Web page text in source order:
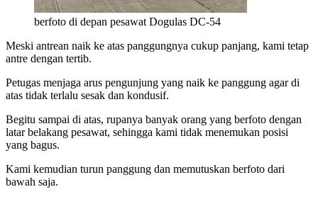
berfoto di depan pesawat Dogulas DC-54
Meski antrean naik ke atas panggungnya cukup panjang, kami tetap
antre dengan tertib.
Petugas menjaga arus pengunjung yang naik ke panggung agar di
atas tidak terlalu sesak dan kondusif.
Begitu sampai di atas, rupanya banyak orang yang berfoto dengan
latar belakang pesawat, sehingga kami tidak menemukan posisi
yang bagus.
Kami kemudian turun panggung dan memutuskan berfoto dari
bawah saja.